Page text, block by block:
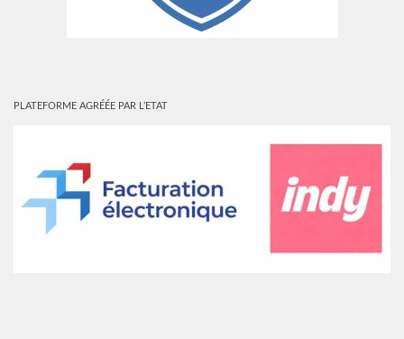
PLATEFORME AGRÉÉE PAR L’ETAT